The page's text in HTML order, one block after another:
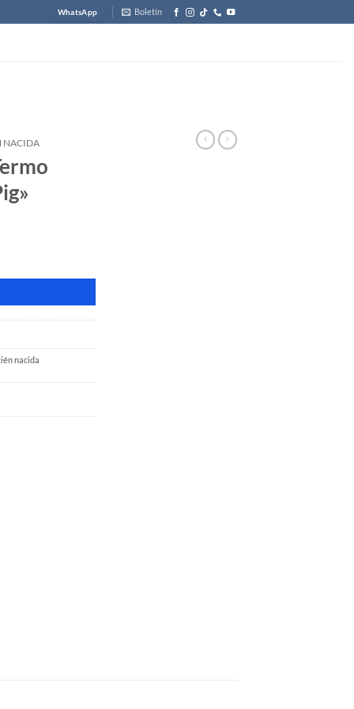
WhatsApp Boletín
NACIDA
nacida